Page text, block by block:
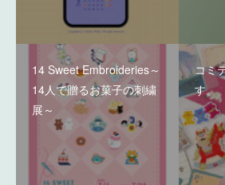
14 Sweet Embroideries～
14人で贈るお菓子の刺繍
展～
コミ
す。